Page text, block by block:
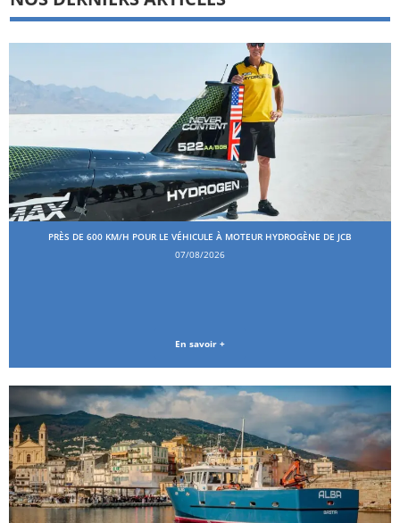
PRÈS DE 600 KM/H POUR LE VÉHICULE À MOTEUR HYDROGÈNE DE JCB
07/08/2026
En savoir +